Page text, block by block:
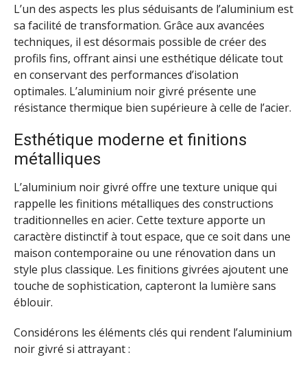
L’un des aspects les plus séduisants de l’aluminium est
sa facilité de transformation. Grâce aux avancées
techniques, il est désormais possible de créer des
profils fins, offrant ainsi une esthétique délicate tout
en conservant des performances d’isolation
optimales. L’aluminium noir givré présente une
résistance thermique bien supérieure à celle de l’acier.
Esthétique moderne et finitions
métalliques
L’aluminium noir givré offre une texture unique qui
rappelle les finitions métalliques des constructions
traditionnelles en acier. Cette texture apporte un
caractère distinctif à tout espace, que ce soit dans une
maison contemporaine ou une rénovation dans un
style plus classique. Les finitions givrées ajoutent une
touche de sophistication, capteront la lumière sans
éblouir.
Considérons les éléments clés qui rendent l’aluminium
noir givré si attrayant :